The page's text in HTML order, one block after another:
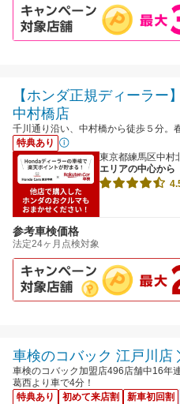
【ホンダ正規ディーラー
中村橋店
千川通り沿い、中村橋から徒歩５分。
特典あり
東京都練馬区中村
エリアの中心から
参考車検価格
法定24ヶ月点検対象
車検のコバック 江戸川店
車検のコバック加盟店496店舗中16年
葛西より車で4分！
特典あり
初めて来店割 新車初回割